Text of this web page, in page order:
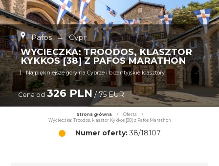
Pafos → Cypr
WYCIECZKA: TROODOS, KLASZTOR
KYKKOS [38] Z PAFOS MARATHON
Najpiękniejsze góry na Cyprze i bizantyjskie klasztory
Cena od 326 PLN / 75 EUR
Strona główna / Oferta
/
Wycieczka: Troodos, klasztor Kykkos [38] z Pafos Marathon
Numer oferty:38/18107